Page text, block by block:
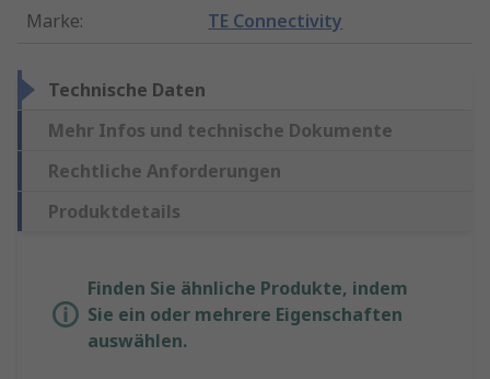
Marke: TE Connectivity
Technische Daten
Mehr Infos und technische Dokumente
Rechtliche Anforderungen
Produktdetails
Finden Sie ähnliche Produkte, indem
Sie ein oder mehrere Eigenschaften
auswählen.